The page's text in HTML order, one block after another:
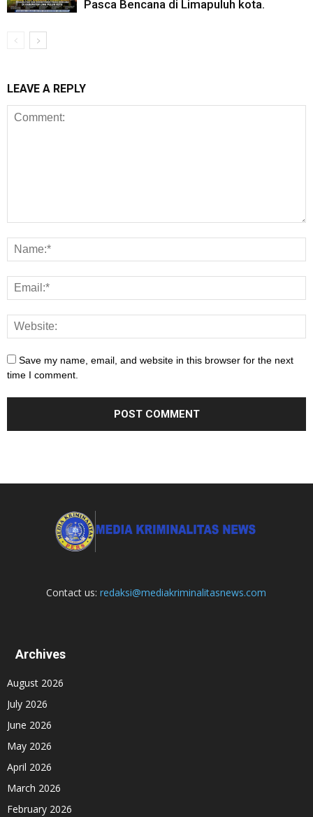
Pasca Bencana di Limapuluh kota.
LEAVE A REPLY
Save my name, email, and website in this browser for the next
time I comment.
Contact us:redaksi@mediakriminalitasnews.com
Archives
August 2026
July 2026
June 2026
May 2026
April 2026
March 2026
February 2026